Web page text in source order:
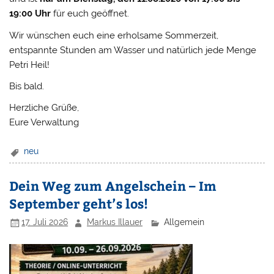
19:00 Uhrfür euch geöffnet.
Wir wünschen euch eine erholsame Sommerzeit,
entspannte Stunden am Wasser und natürlich jede Menge
Petri Heil!
Bis bald.
Herzliche Grüße,
Eure Verwaltung
neu
Dein Weg zum Angelschein – Im
September geht’s los!
17. Juli 2026 Markus Illauer Allgemein